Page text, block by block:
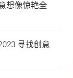
想像惊艳全
寻找创意